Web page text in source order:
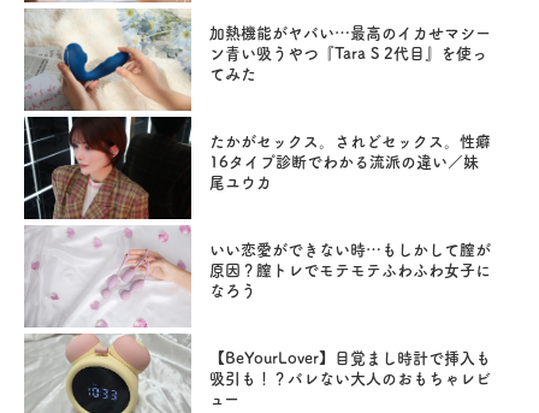
加熱機能がヤバい…最高のイカせマシー
ン青い吸うやつ『Tara S 2代目』を使っ
てみた
たかがセックス。されどセックス。性癖
16タイプ診断でわかる流派の違い／妹
尾ユウカ
いい恋愛ができない時…もしかして膣が
原因？膣トレでモテモテふわふわ女子に
なろう
【BeYourLover】目覚まし時計で挿入も
吸引も！？バレない大人のおもちゃレビ
ュー